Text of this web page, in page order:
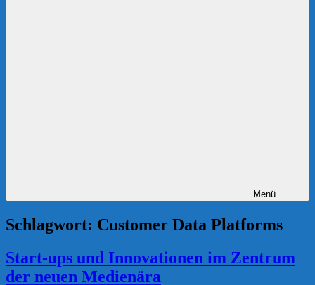
Menü
Schlagwort: Customer Data Platforms
Start-ups und Innovationen im Zentrum
der neuen Medienära